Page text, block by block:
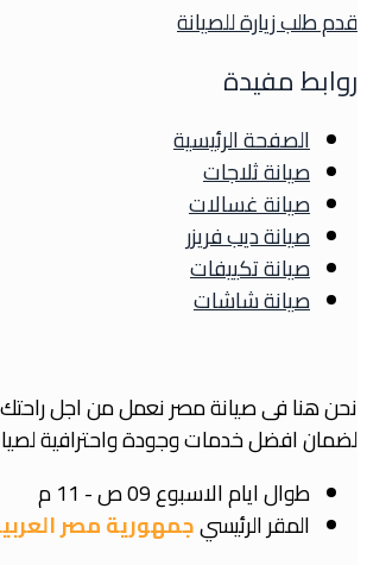
قدم طلب زيارة للصيانة
روابط مفيدة
الصفحة الرئيسية
صيانة ثلاجات
صيانة غسالات
صيانة ديب فريزر
صيانة تكييفات
صيانة شاشات
نحن هنا فى صيانة مصر نعمل من اجل
لضمان افضل خدمات وجودة واحترافية
طوال ايام الاسبوع09 ص - 11 م
المقر الرئيسيجمهورية مصر